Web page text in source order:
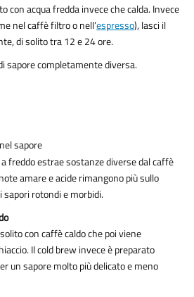
con acqua fredda invece che calda. Invece
nel caffè filtro o nell’espresso), lasci il
di solito tra 12 e 24 ore.
sapore completamente diversa.
sapore
freddo estrae sostanze diverse dal caffè
amare e acide rimangono più sullo
rotondi e morbidi.
con caffè caldo che poi viene
Il cold brew invece è preparato
un sapore molto più delicato e meno